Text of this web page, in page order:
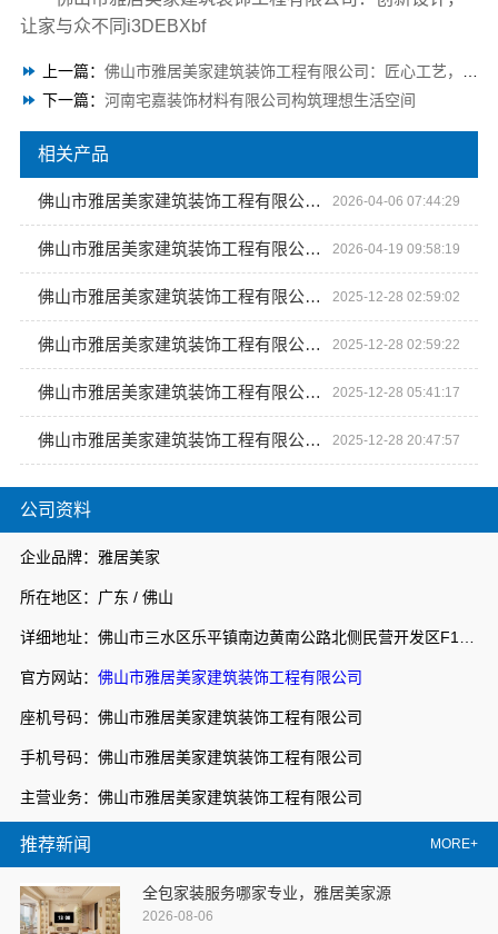
公司资料
企业品牌：雅居美家
所在地区：广东 / 佛山
官方网站： 佛山市雅居美家建筑装饰工程有限公司
座机号码：佛山市雅居美家建筑装饰工程有限公司
手机号码：佛山市雅居美家建筑装饰工程有限公司
主营业务：佛山市雅居美家建筑装饰工程有限公司
推荐新闻 MORE+
全包家装服务哪家专业，雅居美家源
2026-08-06
让家与众不同i3DEBXbf
上一篇： 佛山市雅居美家建筑装饰工程有限公司：匠心工艺，定义现代居家美学
下一篇： 河南宅嘉装饰材料有限公司构筑理想生活空间
相关产品
佛山市雅居美家建筑装饰工程有限公司 一站式家装服务品牌 2026-04-06 07:44:29
佛山市雅居美家建筑装饰工程有限公司：省时省心省力全屋整装 2026-04-19 09:58:19
佛山市雅居美家建筑装饰工程有限公司 创意与实用并重的居住环境设计者 2025-12-28 02:59:02
佛山市雅居美家建筑装饰工程有限公司 从毛坯到精装，*服务保障 2025-12-28 02:59:22
佛山市雅居美家建筑装饰工程有限公司 全屋整装的卓越之选 2025-12-28 05:41:17
佛山市雅居美家建筑装饰工程有限公司 打造梦想家居空间 2025-12-28 20:47:57